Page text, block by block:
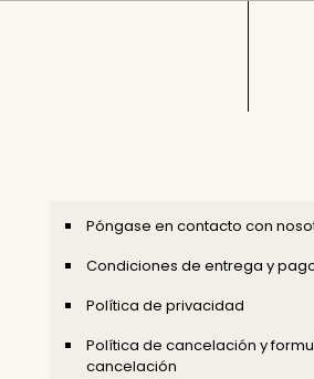
Póngase en contacto con
Condiciones de entrega y
Política de privacidad
Política de cancelación y
cancelación